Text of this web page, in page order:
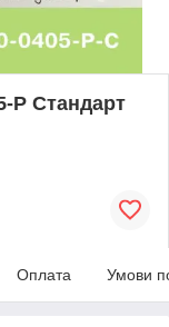
Р Стандарт
Оплата Умови